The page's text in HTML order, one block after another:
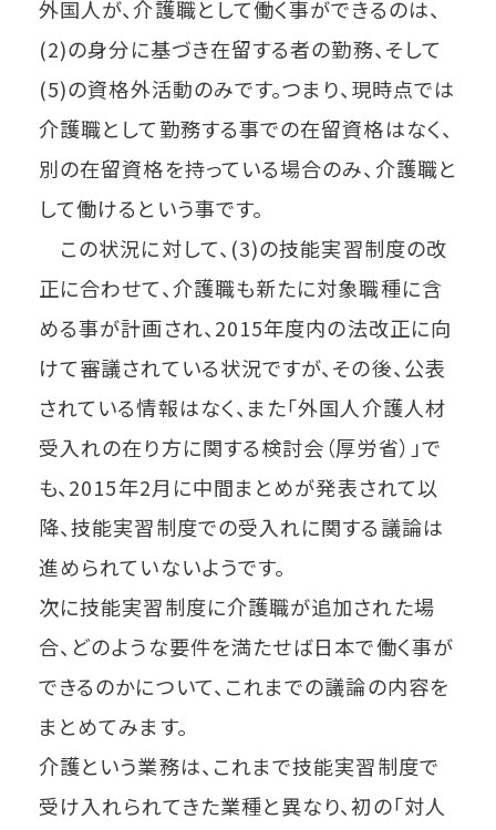
外国人が、介護職として働く事ができるのは、
(2)の身分に基づき在留する者の勤務、そして
(5)の資格外活動のみです。つまり、現時点では
介護職として勤務する事での在留資格はなく、
別の在留資格を持っている場合のみ、介護職と
して働けるという事です。
この状況に対して、(3)の技能実習制度の改
正に合わせて、介護職も新たに対象職種に含
める事が計画され、2015年度内の法改正に向
けて審議されている状況ですが、その後、公表
されている情報はなく、また「外国人介護人材
受入れの在り方に関する検討会（厚労省）」で
も、2015年2月に中間まとめが発表されて以
降、技能実習制度での受入れに関する議論は
進められていないようです。
次に技能実習制度に介護職が追加された場
合、どのような要件を満たせば日本で働く事が
できるのかについて、これまでの議論の内容を
まとめてみます。
介護という業務は、これまで技能実習制度で
受け入れられてきた業種と異なり、初の「対人